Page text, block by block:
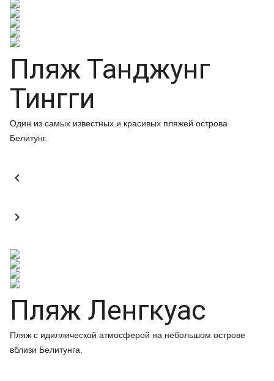
Пляж Танджунг
Тингги
Один из самых известных и красивых пляжей острова
Белитунг.


Пляж Ленгкуас
Пляж с идиллической атмосферой на небольшом острове
вблизи Белитунга.